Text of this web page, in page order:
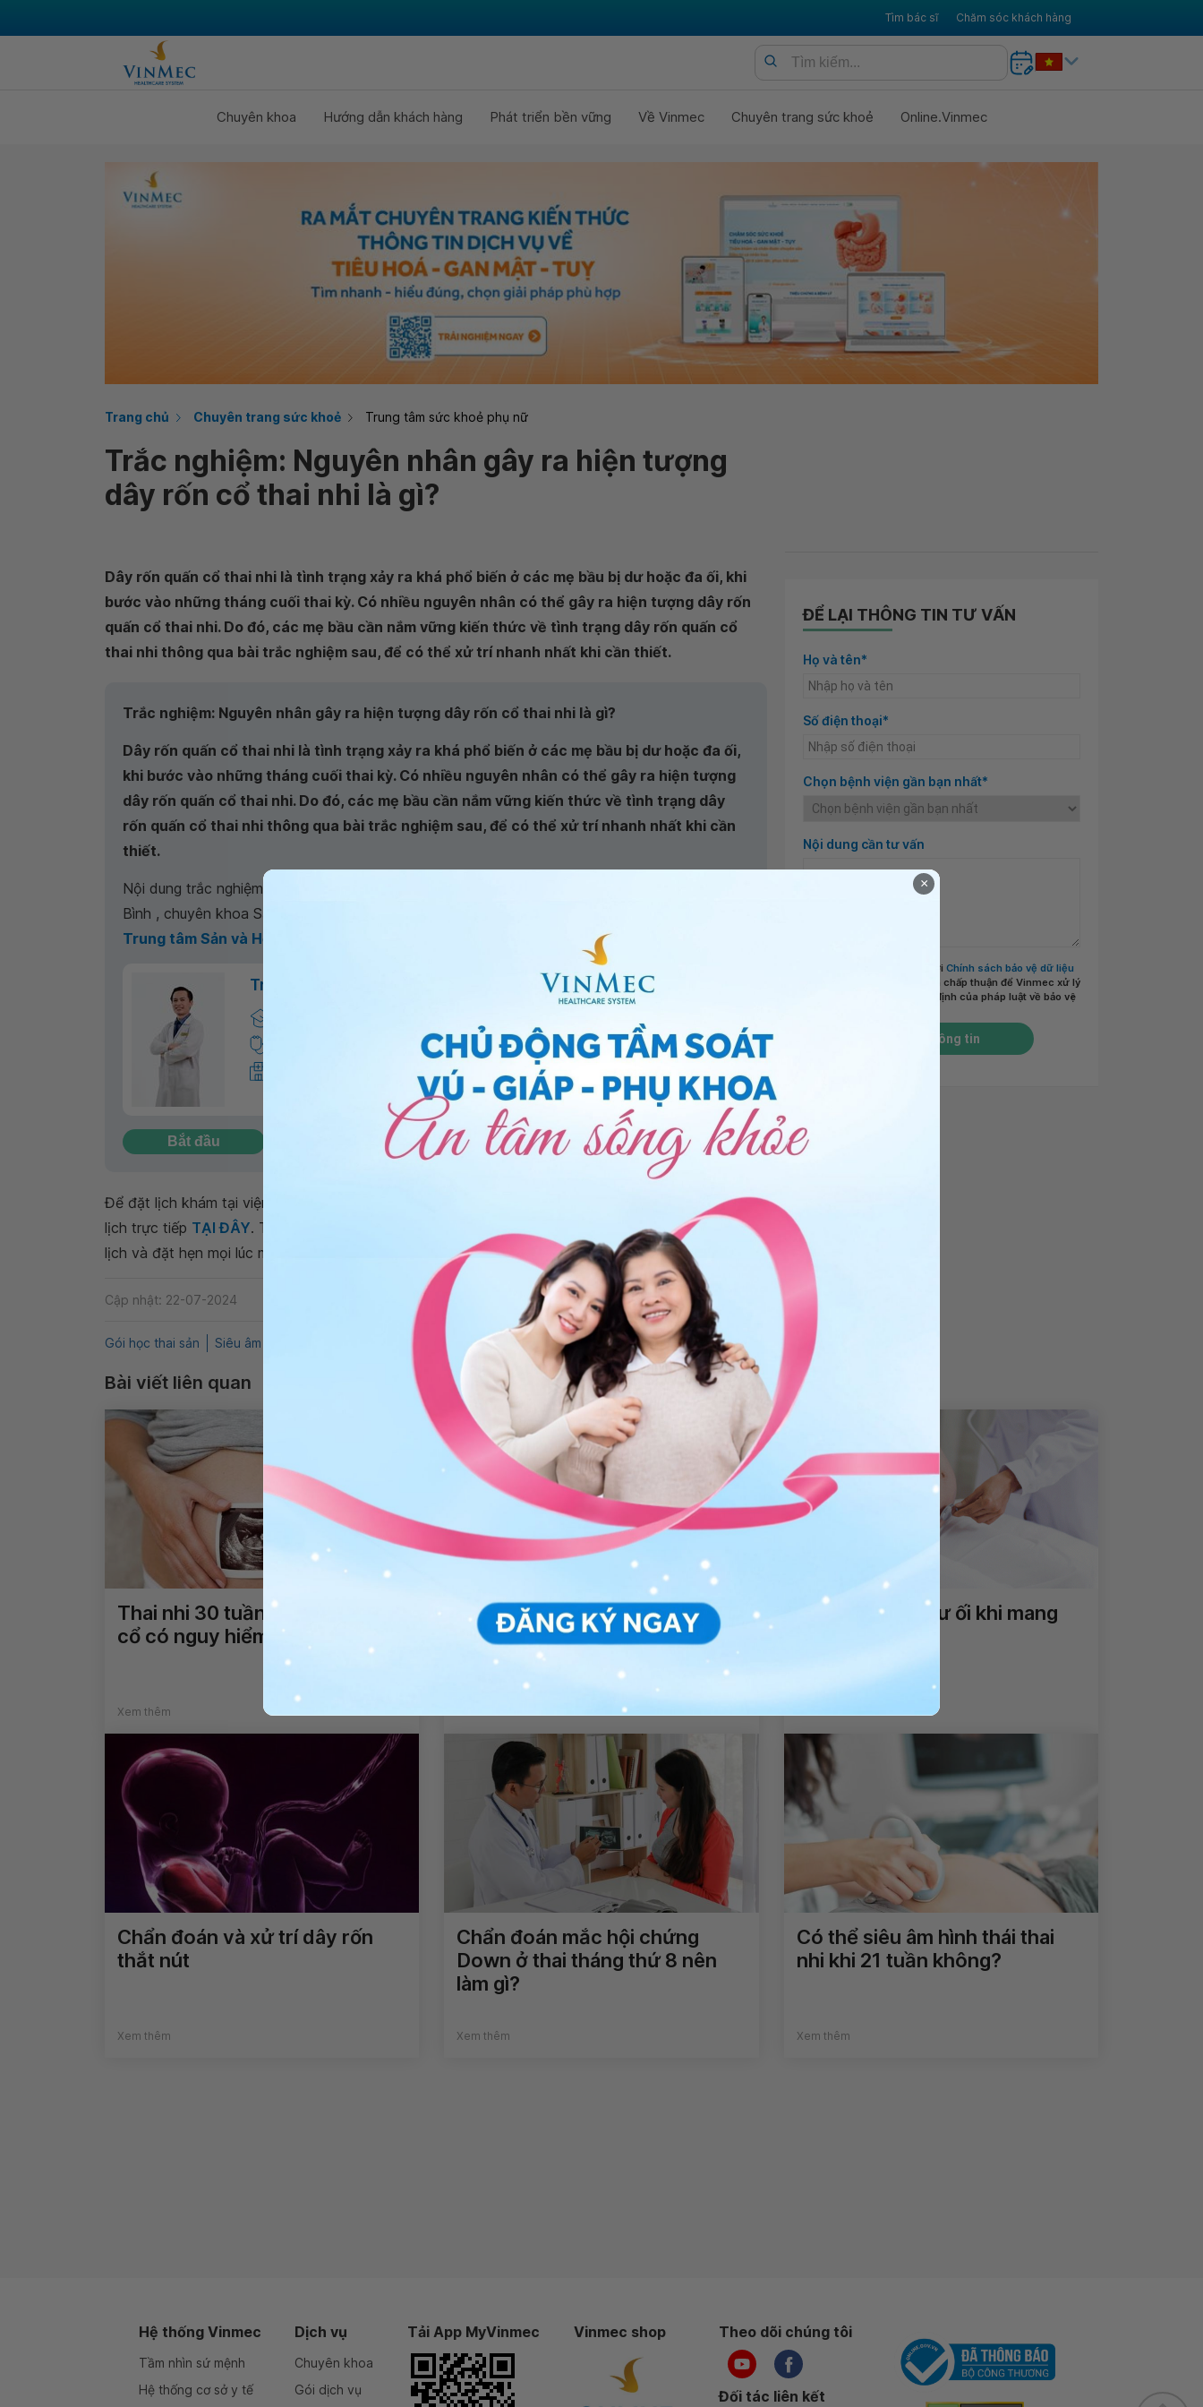
Tìm bác sĩ Chăm sóc khách hàng
Chuyên khoa Hướng dẫn khách hàng Phát triển bền vững Về Vinmec Chuyên trang sức khoẻ Online.Vinmec
Trang chủ Chuyên trang sức khoẻ Trung tâm sức khoẻ phụ nữ
Trắc nghiệm: Nguyên nhân gây ra hiện tượng
dây rốn cổ thai nhi là gì?
Dây rốn quấn cổ thai nhi là tình trạng xảy ra khá phổ biến ở các mẹ bầu bị dư hoặc đa ối, khi
bước vào những tháng cuối thai kỳ. Có nhiều nguyên nhân có thể gây ra hiện tượng dây rốn
quấn cổ thai nhi. Do đó, các mẹ bầu cần nắm vững kiến thức về tình trạng dây rốn quấn cổ
thai nhi thông qua bài trắc nghiệm sau, để có thể xử trí nhanh nhất khi cần thiết.
Trắc nghiệm: Nguyên nhân gây ra hiện tượng dây rốn cổ thai nhi là gì?
Dây rốn quấn cổ thai nhi là tình trạng xảy ra khá phổ biến ở các mẹ bầu bị dư hoặc đa ối,
khi bước vào những tháng cuối thai kỳ. Có nhiều nguyên nhân có thể gây ra hiện tượng
dây rốn quấn cổ thai nhi. Do đó, các mẹ bầu cần nắm vững kiến thức về tình trạng dây
rốn quấn cổ thai nhi thông qua bài trắc nghiệm sau, để có thể xử trí nhanh nhất khi cần
thiết.
Nội dung trắc nghiệm được tham vấn chuyên môn cùng Bác sĩ chuyên khoa I, Trương Nghĩa
Bình , chuyên khoa Sản phụ khoa ,
Trung tâm Sản và Hỗ trợ Sinh sản - Bệnh viện Đa khoa Vinmec Đà Nẵng
Trương Nghĩa Bình
Trung tâm Sản và Hỗ trợ Sinh sản - Bệnh viện Đa khoa
Bắt đầu
Để đặt lịch khám tại viện, Quý khách vui lòng bấm số
hoặc đặt
lịch trực tiếp TẠI ĐÂY. Tải và đặt lịch khám tự động trên ứng dụng My Vinmec để quản lý, theo dõi
lịch và đặt hẹn mọi lúc mọi nơi ngay trên ứng dụng.
Cập nhật: 22-07-2024 Chia sẻ
Gói học thai sản Siêu âm 4D Thai sản Dây rốn thắt nút Đa ối Thể tích nước ối
ĐỂ LẠI THÔNG TIN TƯ VẤN
Họ và tên*
Số điện thoại*
Chọn bệnh viện gần bạn nhất*
Nội dung cần tư vấn
Tôi đã đọc và đồng ý với Chính sách bảo vệ dữ liệu
và chấp thuận để Vinmec xử lý
DLCN của tôi theo quy định của pháp luật về bảo vệ
Gửi thông tin
Bài viết liên quan
Thai nhi 30 tuần dây rốn quấn
cổ có nguy hiểm không?
Xem thêm
Thai 17 tuần, bánh nhau hình
càng cua và có 1 dây nối ngang
qua có nguy hiểm không?
Xem thêm
Nguyên nhân dư ối khi mang
Xem thêm
Chẩn đoán và xử trí dây rốn
thắt nút
Xem thêm
Chẩn đoán mắc hội chứng
Down ở thai tháng thứ 8 nên
làm gì?
Xem thêm
Có thể siêu âm hình thái thai
nhi khi 21 tuần không?
Xem thêm
Hệ thống Vinmec
Tầm nhìn sứ mệnh
Hệ thống cơ sở y tế
Dịch vụ
Chuyên khoa
Gói dịch vụ
Tải App MyVinmec Vinmec shop Theo dõi chúng tôi
Đối tác liên kết
×